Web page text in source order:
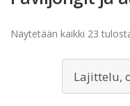
Näytetään kaikki 23